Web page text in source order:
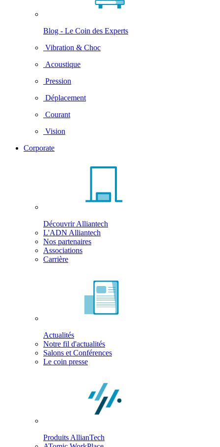
Blog - Le Coin des Experts
Vibration & Choc
Acoustique
Pression
Déplacement
Courant
Vision
Corporate
Découvrir Alliantech
L'ADN Alliantech
Nos partenaires
Associations
Carrière
Actualités
Notre fil d'actualités
Salons et Conférences
Le coin presse
Produits AllianTech